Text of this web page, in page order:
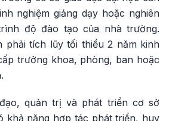
nghiệm giảng dạy hoặc nghiên
độ đào tạo của nhà trường.
phải tích lũy tối thiểu 2 năm kinh
trưởng khoa, phòng, ban hoặc
quản trị và phát triển cơ sở
khả năng hợp tác phát triển, huy